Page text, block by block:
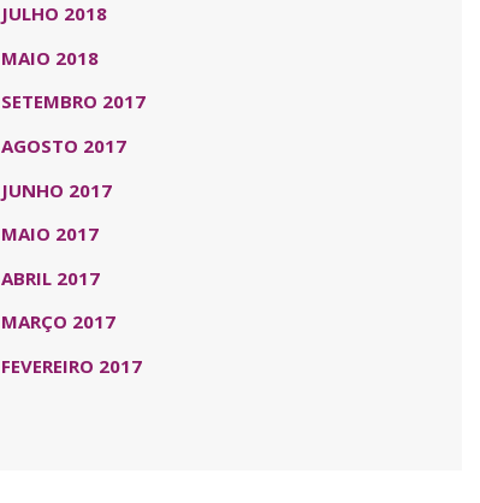
JULHO 2018
MAIO 2018
SETEMBRO 2017
AGOSTO 2017
JUNHO 2017
MAIO 2017
ABRIL 2017
MARÇO 2017
FEVEREIRO 2017